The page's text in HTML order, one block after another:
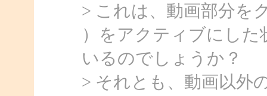
> これは、動画部分を
）をアクティブにし
いるのでしょうか？
> それとも、動画以外